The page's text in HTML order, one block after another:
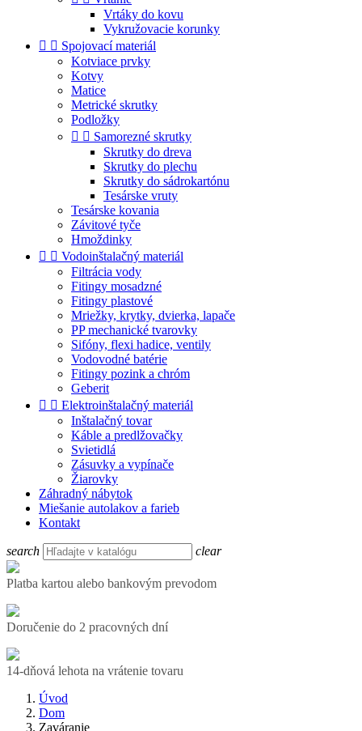
Vrtáky do kovu
Vykružovacie korunky
  Spojovací materiál
Kotviace prvky
Kotvy
Matice
Metrické skrutky
Podložky
  Samorezné skrutky
Skrutky do dreva
Skrutky do plechu
Skrutky do sádrokartónu
Tesárske vruty
Tesárske kovania
Závitové tyče
Hmoždinky
  Vodoinštalačný materiál
Filtrácia vody
Fitingy mosadzné
Fitingy plastové
Mriežky, krytky, dvierka, lapače
PP mechanické tvarovky
Sifóny, flexi hadice, ventily
Vodovodné batérie
Fitingy pozink a chróm
Geberit
  Elektroinštalačný materiál
Inštalačný tovar
Káble a predlžovačky
Svietidlá
Zásuvky a vypínače
Žiarovky
Záhradný nábytok
Miešanie autolakov a farieb
Kontakt
search clear
Platba kartou alebo bankovým prevodom
Doručenie do 2 pracovných dní
14-dňová lehota na vrátenie tovaru
Úvod
Dom
Zaváranie